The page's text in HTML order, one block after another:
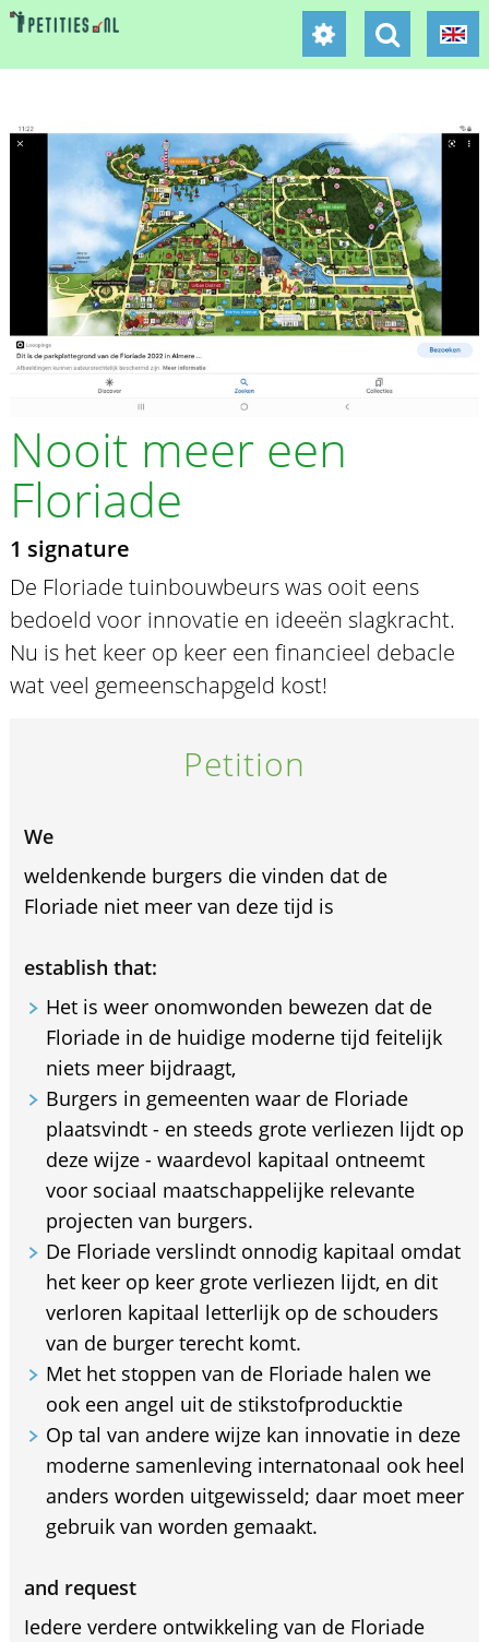
Nooit meer een
Floriade
1 signature
De Floriade tuinbouwbeurs was ooit eens
bedoeld voor innovatie en ideeën slagkracht.
Nu is het keer op keer een financieel debacle
wat veel gemeenschapgeld kost!
Petition
We
weldenkende burgers die vinden dat de
Floriade niet meer van deze tijd is
establish that:
Het is weer onomwonden bewezen dat de
Floriade in de huidige moderne tijd feitelijk
niets meer bijdraagt,
Burgers in gemeenten waar de Floriade
plaatsvindt - en steeds grote verliezen lijdt op
deze wijze - waardevol kapitaal ontneemt
voor sociaal maatschappelijke relevante
projecten van burgers.
De Floriade verslindt onnodig kapitaal omdat
het keer op keer grote verliezen lijdt, en dit
verloren kapitaal letterlijk op de schouders
van de burger terecht komt.
Met het stoppen van de Floriade halen we
ook een angel uit de stikstofproducktie
Op tal van andere wijze kan innovatie in deze
moderne samenleving internatonaal ook heel
anders worden uitgewisseld; daar moet meer
gebruik van worden gemaakt.
and request
Iedere verdere ontwikkeling van de Floriade